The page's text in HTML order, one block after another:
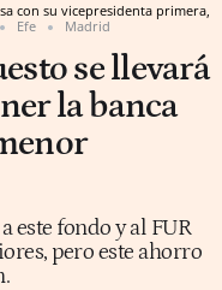
con su vicepresidenta primera,
Efe Madrid
se llevará
la banca
este fondo y al FUR
pero este ahorro